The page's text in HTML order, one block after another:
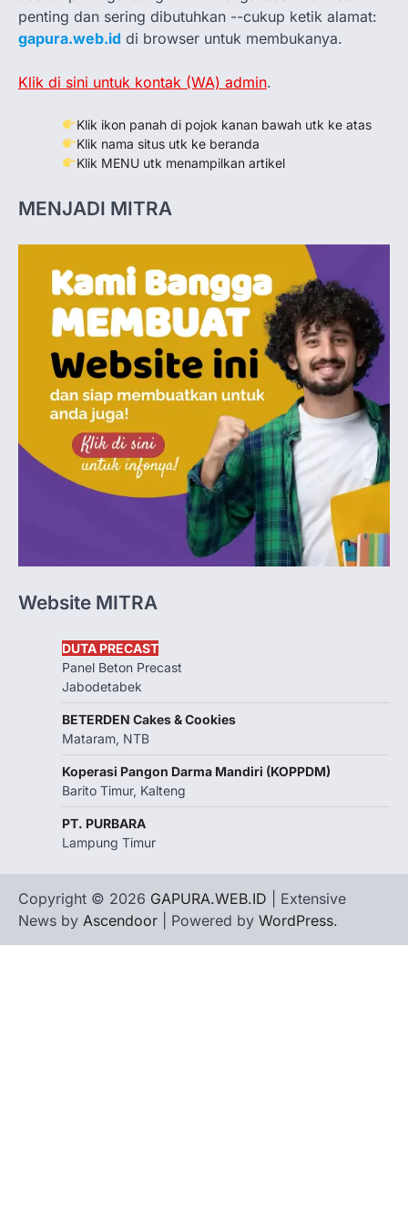
penting dan sering dibutuhkan --cukup ketik alamat:
gapura.web.id di browser untuk membukanya.
Klik di sini untuk kontak (WA) admin.
Klik ikon panah di pojok kanan bawah utk ke atas
Klik nama situs utk ke beranda
Klik MENU utk menampilkan artikel
MENJADI MITRA
Website MITRA
DUTA PRECAST
Panel Beton Precast
Jabodetabek
BETERDEN Cakes & Cookies
Mataram, NTB
Koperasi Pangon Darma Mandiri (KOPPDM)
Barito Timur, Kalteng
PT. PURBARA
Lampung Timur
Copyright © 2026 GAPURA.WEB.ID | Extensive
News by Ascendoor | Powered by WordPress.